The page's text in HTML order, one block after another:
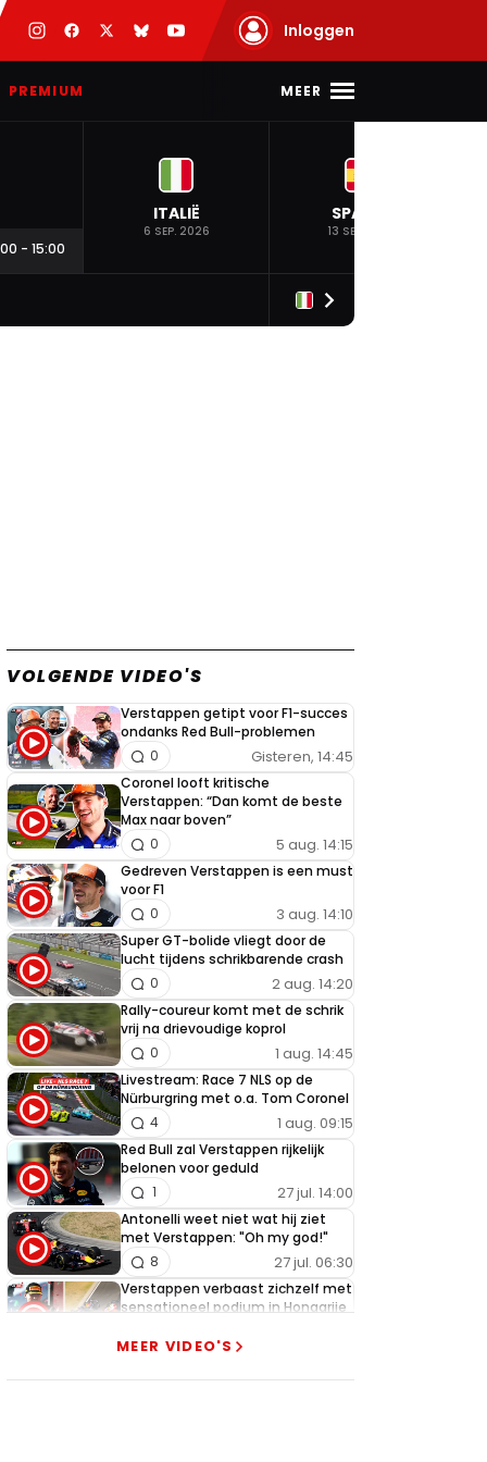
Inloggen
PREMIUM MEER
- 15:00
ITALIË
6 SEP. 2026
SPANJE
13 SEP. 2026
VOLGENDE VIDEO'S
Verstappen getipt voor F1-succes
ondanks Red Bull-problemen
Gisteren, 14:45
0
Coronel looft kritische
Verstappen: “Dan komt de beste
Max naar boven”
5 aug. 14:15
0
Gedreven Verstappen is een must
voor F1
3 aug. 14:10
0
Super GT-bolide vliegt door de
lucht tijdens schrikbarende crash
2 aug. 14:20
0
Rally-coureur komt met de schrik
vrij na drievoudige koprol
1 aug. 14:45
0
Livestream: Race 7 NLS op de
Nürburgring met o.a. Tom Coronel
1 aug. 09:15
4
Red Bull zal Verstappen rijkelijk
belonen voor geduld
27 jul. 14:00
1
Antonelli weet niet wat hij ziet
met Verstappen: "Oh my god!"
27 jul. 06:30
8
Verstappen verbaast zichzelf met
sensationeel podium in Hongarije
Getergde Verstappen zet
Hamilton brutaal opzij met
MEER VIDEO'S